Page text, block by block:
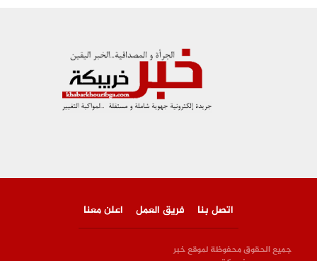
اتصل بنا فريق العمل اعلن معنا
جميع الحقوق محفوظة لموقع خبر